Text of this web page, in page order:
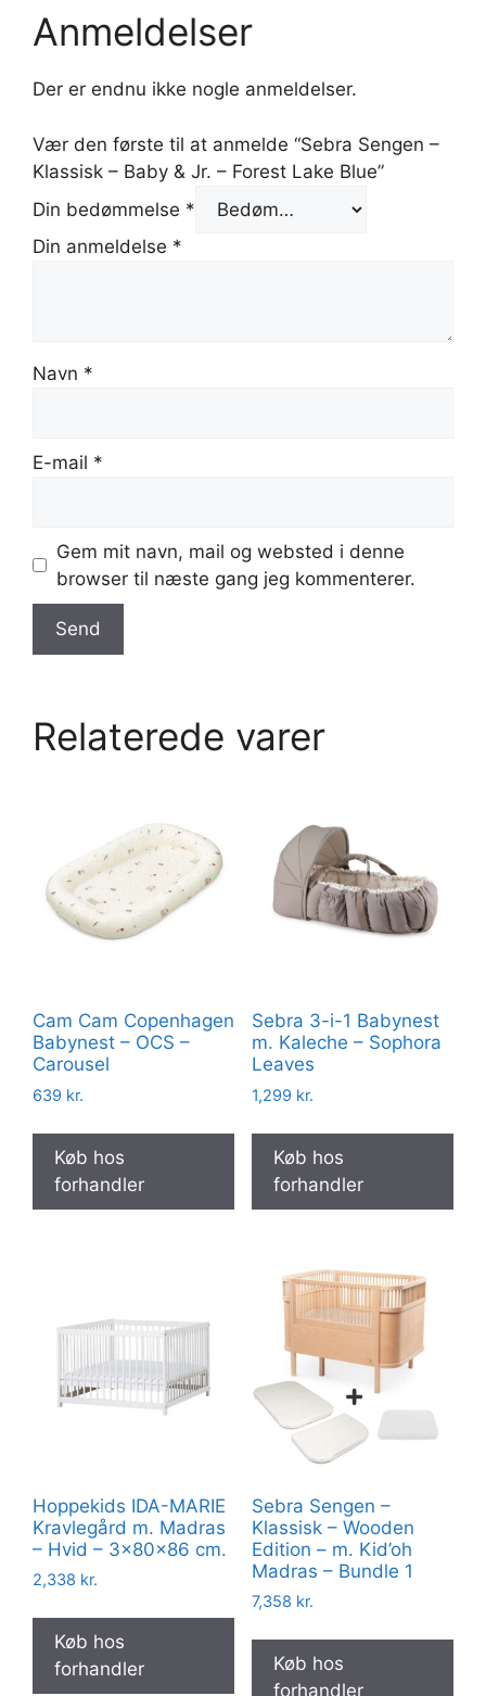
Anmeldelser
Der er endnu ikke nogle anmeldelser.
Vær den første til at anmelde “Sebra Sengen –
Klassisk – Baby & Jr. – Forest Lake Blue”
Din bedømmelse *
Din anmeldelse *
Navn *
E-mail *
Gem mit navn, mail og websted i denne
browser til næste gang jeg kommenterer.
Relaterede varer
Cam Cam Copenhagen
Babynest – OCS –
Carousel
639 kr.
Køb hos
forhandler
Sebra 3-i-1 Babynest
m. Kaleche – Sophora
Leaves
1,299 kr.
Køb hos
forhandler
Hoppekids IDA-MARIE
Kravlegård m. Madras
– Hvid – 3x80x86 cm.
2,338 kr.
Køb hos
forhandler
Sebra Sengen –
Klassisk – Wooden
Edition – m. Kid’oh
Madras – Bundle 1
7,358 kr.
Køb hos
forhandler